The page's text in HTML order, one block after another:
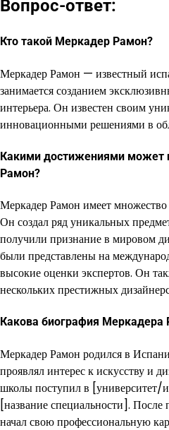
Вопрос-ответ:
Кто такой Меркадер Рамон?
Меркадер Рамон — известный
занимается созданием
интерьера. Он известен своим
инновационными решениями в
Какими достижениями может
Рамон?
Меркадер Рамон имеет
Он создал ряд уникальных
получили признание в мировом
были представлены на
высокие оценки экспертов. Он
нескольких престижных
Какова биография Меркадера
Меркадер Рамон родился в
проявлял интерес к искусству и
школы поступил в [университет/
[название специальности]. После
начал свою профессиональную